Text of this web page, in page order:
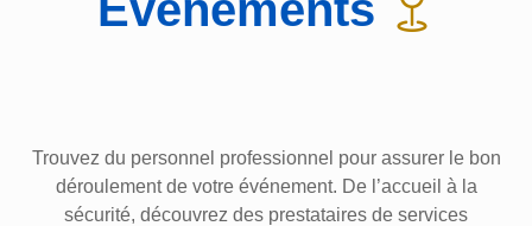
Trouvez du personnel professionnel pour assurer le bon
déroulement de votre événement. De l’accueil à la
sécurité, découvrez des prestataires de services